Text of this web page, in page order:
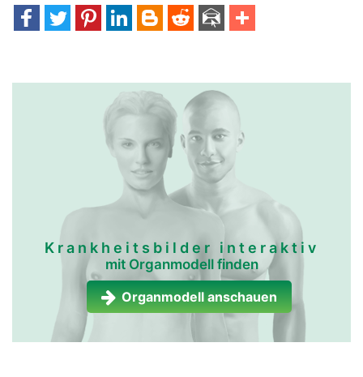
Krankheitsbilder interaktiv
mit Organmodell finden
Organmodell anschauen